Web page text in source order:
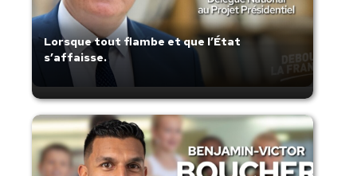
Lorsque tout flambe et que l’État
s’affaisse.